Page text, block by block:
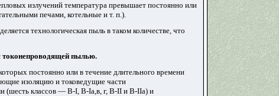
излучений температура превышает постоянно или
печами, котельные и т. п.).
технологическая пыль в таком количестве, что
пылью.
постоянно или в течение длительного времени
изоляцию и токоведущие части
(шесть классов — B-I, В-Iа,в, г, B-II и В-IIа) и